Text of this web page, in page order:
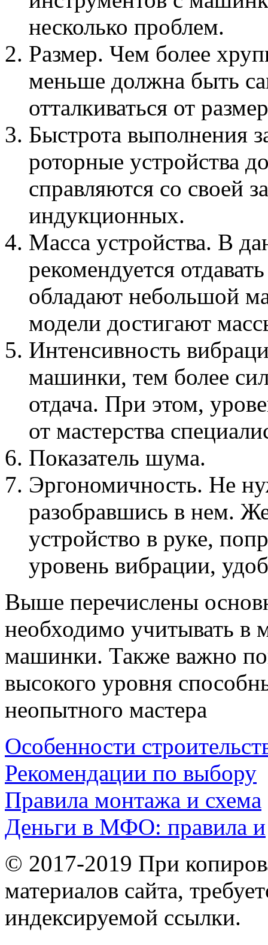
несколько проблем.
Размер. Чем более
меньше должна быть
отталкиваться от
Быстрота выполнения
роторные устройства
справляются со своей
индукционных.
Масса устройства. В
рекомендуется
обладают небольшой
модели достигают
Интенсивность
машинки, тем более
отдача. При этом,
от мастерства
Показатель шума.
Эргономичность. Не
разобравшись в нем.
устройство в руке,
уровень вибрации,
Выше перечислены
необходимо учитывать в
машинки. Также важно
высокого уровня
неопытного мастера
Особенности
Рекомендации по выбору
Правила монтажа и схема
Деньги в МФО: правила и
© 2017-2019 При
материалов сайта,
индексируемой ссылки.